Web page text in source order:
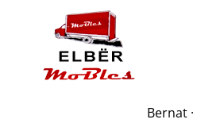
Bernat